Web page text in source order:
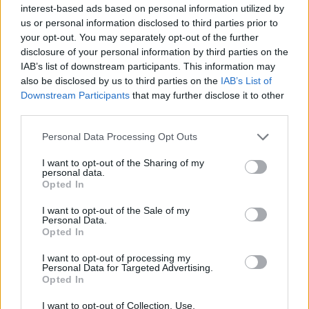
interest-based ads based on personal information utilized by
us or personal information disclosed to third parties prior to
your opt-out. You may separately opt-out of the further
disclosure of your personal information by third parties on the
IAB’s list of downstream participants. This information may
also be disclosed by us to third parties on the IAB’s List of
Downstream Participants that may further disclose it to other
Personal Data Processing Opt Outs
I want to opt-out of the Sharing of my
personal data.
Opted In
I want to opt-out of the Sale of my
Personal Data.
Opted In
I want to opt-out of processing my
Personal Data for Targeted Advertising.
Opted In
I want to opt-out of Collection, Use,
REDAZIONE
Twitter @Calciopremier
Stadio:Stamford Bridge (41.837)
Città:Londra